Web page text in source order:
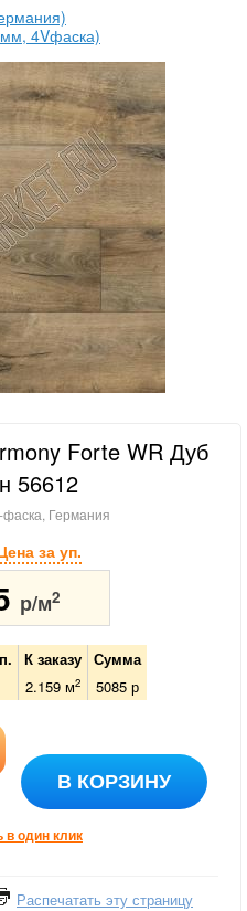
4Vфаска)
Forte WR Дуб
56612
Германия
за уп.
р/м2
К заказу
Сумма
2.159м2 5085р
В КОРЗИНУ
в один клик
Распечатать эту страницу